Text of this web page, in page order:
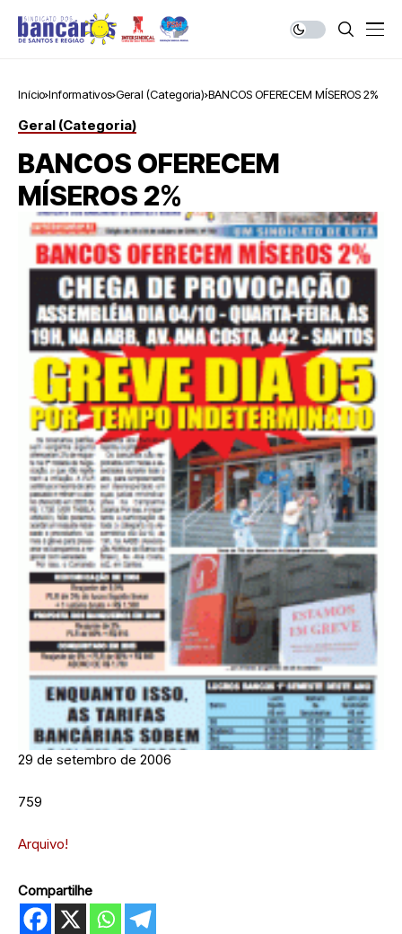
Início Informativos Geral (Categoria) BANCOS OFERECEM MÍSEROS 2%
Geral (Categoria)
BANCOS OFERECEM
MÍSEROS 2%
29 de setembro de 2006
759
Arquivo!
Compartilhe